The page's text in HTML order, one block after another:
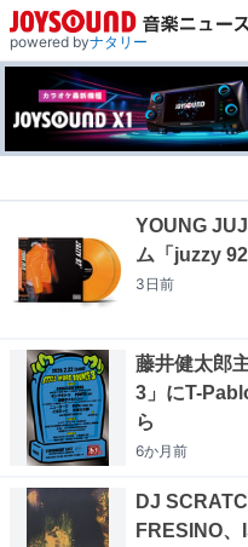
powered byナタリー
YOUNG
ム「juzzy
3日前
藤井健太郎
3」にT-
ら
6か月前
DJ
FRESINO、